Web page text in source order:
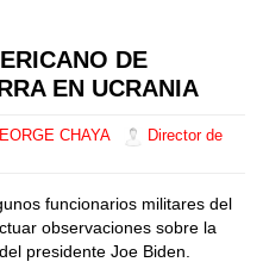
DE
EN UCRANIA
CHAYA
Director de
funcionarios militares del
observaciones sobre la
presidente Joe Biden.